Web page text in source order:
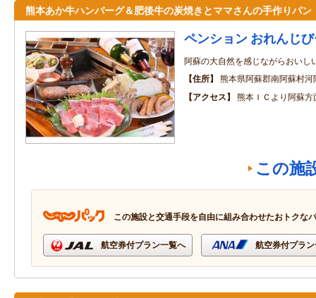
熊本あか牛ハンバーグ＆肥後牛の炭焼きとママさんの手作りパン
ペンション おれんじ
阿蘇の大自然を感じながらおいし
住所
熊本県阿蘇郡南阿蘇村
アクセス
熊本ＩＣより阿蘇
この施
この施設と交通手段を自由に組み合わせたおトクな
航空券付プラン一覧へ 航空券付プラ